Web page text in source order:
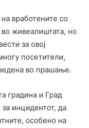
вработените со
живеалиштата, но
за овој
посетители,
во прашање.
градина и Град
за инцидентот, да
особено на